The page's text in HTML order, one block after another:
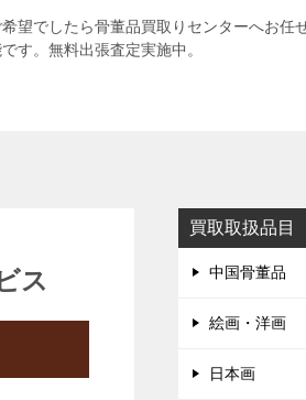
望でしたら骨董品買取りセンターへお任
す。無料出張査定実施中。
ス
買取取扱品目
中国骨董品
絵画・洋画
日本画